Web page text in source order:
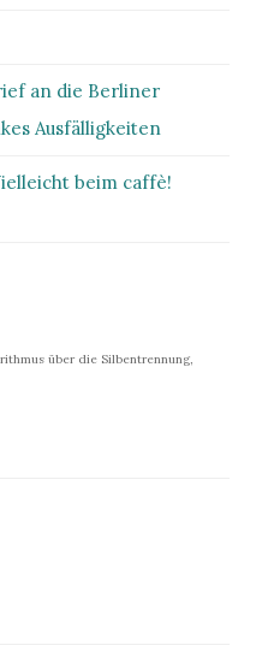
an die Berliner
Ausfälligkeiten
beim caffè!
über die Silbentrennung,